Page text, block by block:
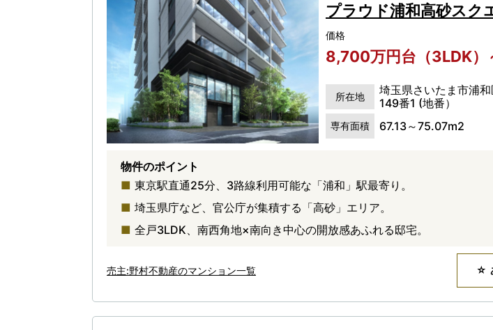
プラウド浦和高砂スク
価格
8,700万円台（3LDK）
所在地
埼玉県さいたま市浦
149番1 (地番）
専有面積 67.13～75.07m2
物件のポイント
東京駅直通25分、3路線利用可能な「浦和」駅最寄り。
埼玉県庁など、官公庁が集積する「高砂」エリア。
全戸3LDK、南西角地×南向き中心の開放感あふれる邸宅。
売主:野村不動産のマンション一覧